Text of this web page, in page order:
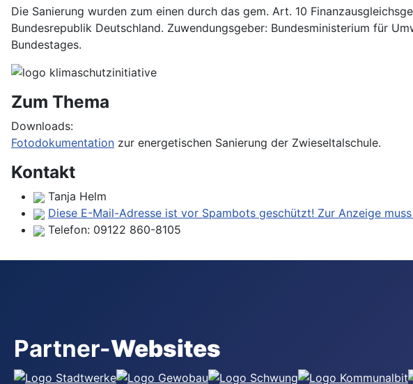
Die Sanierung wurden zum einen durch das gem. Art. 10
Bundesrepublik Deutschland. Zuwendungsgeber: Bundesministerium für
Bundestages.
Zum Thema
Downloads:
Fotodokumentation zur energetischen Sanierung der Zwieseltalschule.
Kontakt
Tanja Helm
Diese E-Mail-Adresse ist vor Spambots geschützt! Zur Anzeige
Telefon: 09122 860-8105
Partner-Websites